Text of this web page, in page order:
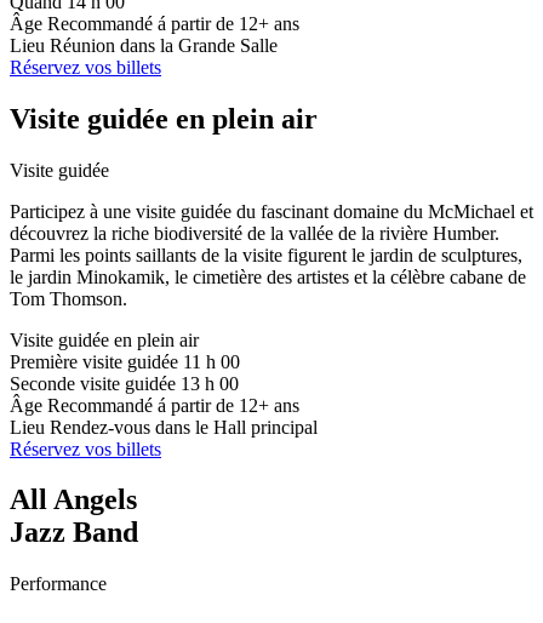
Âge Recommandé á partir de 12+ ans
Lieu Réunion dans la Grande Salle
Réservez vos billets
Visite guidée en plein air
Visite guidée
Participez à une visite guidée du fascinant domaine du McMichael et
découvrez la riche biodiversité de la vallée de la rivière Humber.
Parmi les points saillants de la visite figurent le jardin de sculptures,
le jardin Minokamik, le cimetière des artistes et la célèbre cabane de
Tom Thomson.
Visite guidée en plein air
Première visite guidée 11 h 00
Seconde visite guidée 13 h 00
Âge Recommandé á partir de 12+ ans
Lieu Rendez-vous dans le Hall principal
Réservez vos billets
All Angels
Jazz Band
Performance